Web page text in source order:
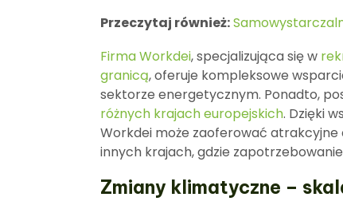
Przeczytaj również:
Firma Workdei, specjalizująca się w
granicą, oferuje kompleksowe
sektorze energetycznym. Ponadto,
różnych krajach europejskich. Dzięki
Workdei może zaoferować atrakcyjne
innych krajach, gdzie
Zmiany klimatyczne –